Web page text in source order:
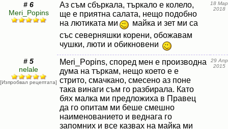
# 6
Meri_Popins
Аз съм сбъркала, търкало е колело,
ще е приятна салата, нещо подобно
на лютиката ми
майка и зет ми са
със северняшки корени, обожавам
чушки, люти и обикновени
18 Мар
2018
# 5
nelale
[Изпробвал рецептата]
Meri_Popins, според мен е производна
дума на търкам, нещо което е е
стрито, смачкано, смесено аз поне
така винаги съм го разбирала. Като
бях малка ми предложиха в Правец
да го опитам ми беше смешно
наименованието и веднага го
запомних и все казвах на майка ми
29 Апр
2015